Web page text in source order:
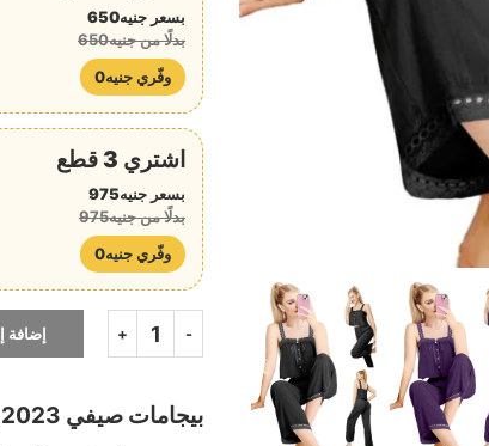
بسعر جنيه650
بدلًا من جنيه650
وفّري جنيه0
اشتري 3 قطع
بسعر جنيه975
بدلًا من جنيه975
وفّري جنيه0
إضافة